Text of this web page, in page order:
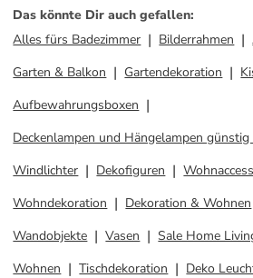
Das könnte Dir auch gefallen:
Alles fürs Badezimmer
Bilderrahmen
Garten & Balkon
Gartendekoration
Aufbewahrungsboxen
Deckenlampen und Hängelampen
Windlichter
Dekofiguren
Wohndekoration
Dekoration & Wohnen
Wandobjekte
Vasen
Sale Home
Wohnen
Tischdekoration Deko